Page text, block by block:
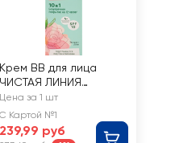
Крем BB для лица
ЧИСТАЯ ЛИНИЯ
Идеальная кожа 10в1,
40мл
Цена за 1 шт
С Картой №1
239,99 руб